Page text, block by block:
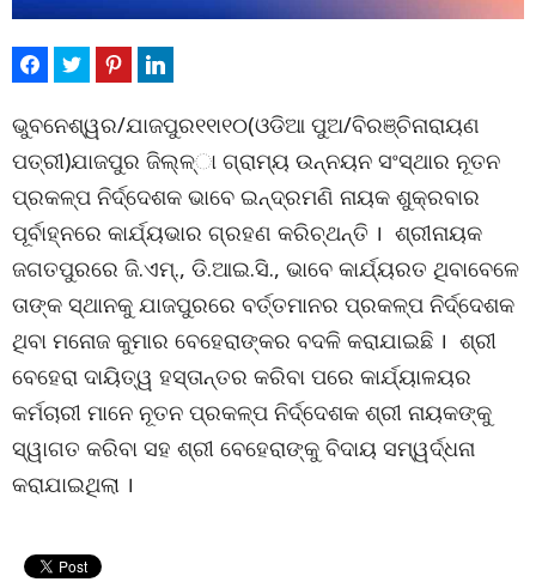
ଭୁବନେଶ୍ୱର/ଯାଜପୁର୧୧ା୧୦(ଓଡିଆ ପୁଅ/ବିରଞ୍‌ଚିନାରାୟଣ
ପତ୍ରୀ)ଯାଜପୁର ଜିଲ୍ଳ୍‌ା ଗ୍ରାମ୍ୟ ଉନ୍ନୟନ ସଂସ୍ଥାର ନୂତନ
ପ୍ରକଳ୍ପ ନିର୍ଦ୍ଦେଶକ ଭାବେ ଇନ୍ଦ୍ରମଣି ନାୟକ ଶୁକ୍ରବାର
ପୂର୍ବାହ୍ନରେ କାର୍ଯ୍ୟଭାର ଗ୍ରହଣ କରିଚ୍ଥନ୍ତି । ଶ୍ରୀନାୟକ
ଜଗତପୁରରେ ଜି.ଏମ୍‌., ଡି.ଆଇ.ସି., ଭାବେ କାର୍ଯ୍ୟରତ ଥିବାବେଳେ
ତାଙ୍କ ସ୍ଥାନକୁ ଯାଜପୁରରେ ବର୍ତ୍ତମାନର ପ୍ରକଳ୍ପ ନିର୍ଦ୍ଦେଶକ
ଥିବା ମନୋଜ କୁମାର ବେହେରାଙ୍କର ବଦଳି କରାଯାଇଛି । ଶ୍ରୀ
ବେହେରା ଦାୟିତ୍ୱ ହସ୍ତାନ୍ତର କରିବା ପରେ କାର୍ଯ୍ୟାଳୟର
କର୍ମଚାରୀ ମାନେ ନୂତନ ପ୍ରକଳ୍ପ ନିର୍ଦ୍ଦେଶକ ଶ୍ରୀ ନାୟକଙ୍କୁ
ସ୍ୱାଗତ କରିବା ସହ ଶ୍ରୀ ବେହେରାଙ୍କୁ ବିଦାୟ ସମ୍ୱର୍ଦ୍ଧନା
କରାଯାଇଥିଲା ।